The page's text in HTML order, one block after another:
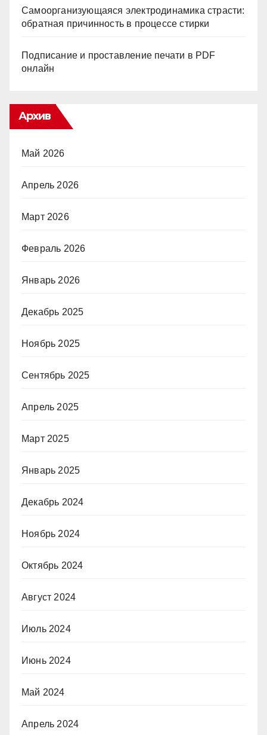
Самоорганизующаяся электродинамика страсти:
обратная причинность в процессе стирки
Подписание и проставление печати в PDF
онлайн
Архив
Май 2026
Апрель 2026
Март 2026
Февраль 2026
Январь 2026
Декабрь 2025
Ноябрь 2025
Сентябрь 2025
Апрель 2025
Март 2025
Январь 2025
Декабрь 2024
Ноябрь 2024
Октябрь 2024
Август 2024
Июль 2024
Июнь 2024
Май 2024
Апрель 2024